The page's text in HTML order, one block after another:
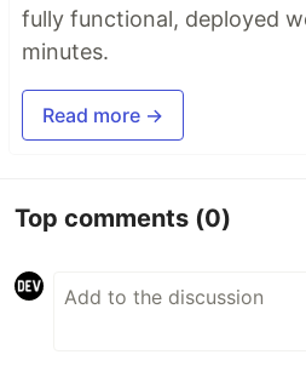
fully functional, deployed
minutes.
Read more →
Top comments (0)